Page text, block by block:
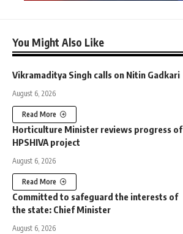
You Might Also Like
Vikramaditya Singh calls on Nitin Gadkari
August 6, 2026
Read More
Horticulture Minister reviews progress of
HPSHIVA project
August 6, 2026
Read More
Committed to safeguard the interests of
the state: Chief Minister
August 6, 2026